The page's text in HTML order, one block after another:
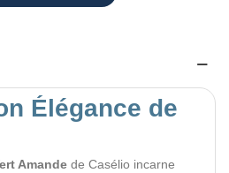
Élégance de
Amande de Casélio incarne